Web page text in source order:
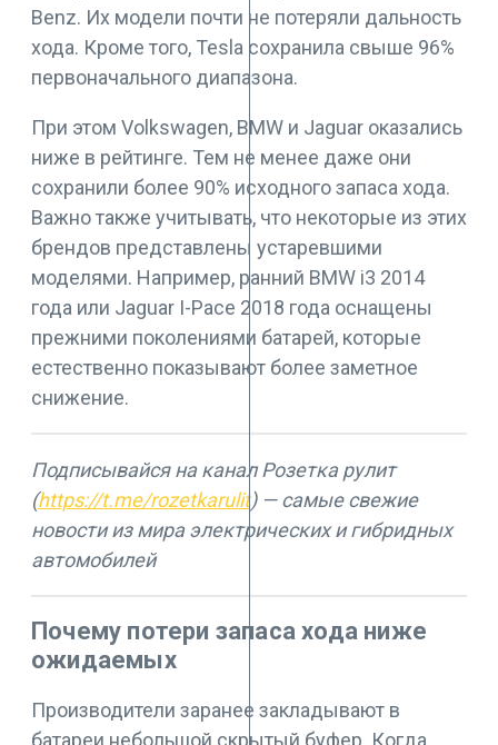
Benz. Их модели почти не потеряли дальность
хода. Кроме того, Tesla сохранила свыше 96%
первоначального диапазона.
При этом Volkswagen, BMW и Jaguar оказались
ниже в рейтинге. Тем не менее даже они
сохранили более 90% исходного запаса хода.
Важно также учитывать, что некоторые из этих
брендов представлены устаревшими
моделями. Например, ранний BMW i3 2014
года или Jaguar I-Pace 2018 года оснащены
прежними поколениями батарей, которые
естественно показывают более заметное
снижение.
Подписывайся на канал Розетка рулит
(https://t.me/rozetkarulit) — самые свежие
новости из мира электрических и гибридных
автомобилей
Почему потери запаса хода ниже
ожидаемых
Производители заранее закладывают в